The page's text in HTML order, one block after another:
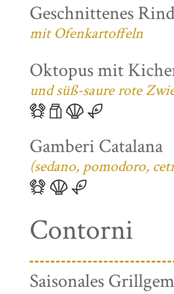
Geschnittenes
mit Ofenkartoffeln
Oktopus mit
und süß-saure rote
Gamberi Catalana
(sedano, pomodoro,
Contorni
Saisonales